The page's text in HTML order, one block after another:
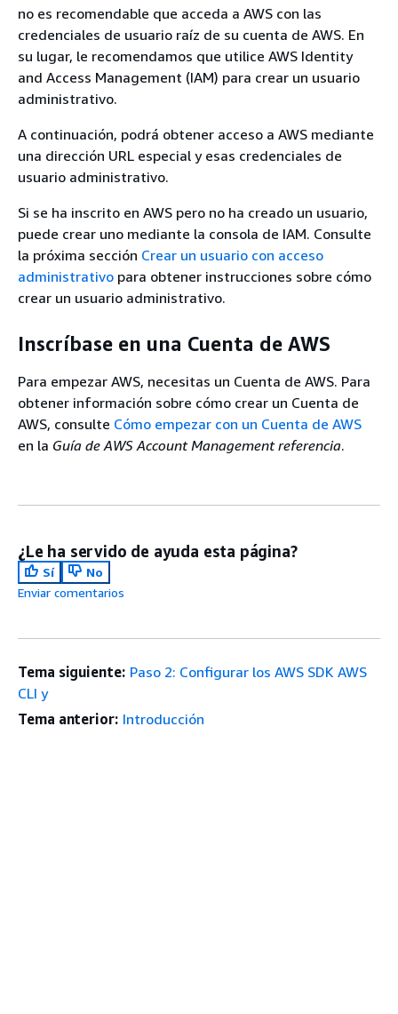
no es recomendable que acceda a AWS con las
credenciales de usuario raíz de su cuenta de AWS. En
su lugar, le recomendamos que utilice AWS Identity
and Access Management (IAM) para crear un usuario
administrativo.
A continuación, podrá obtener acceso a AWS mediante
una dirección URL especial y esas credenciales de
usuario administrativo.
Si se ha inscrito en AWS pero no ha creado un usuario,
puede crear uno mediante la consola de IAM. Consulte
la próxima sección Crear un usuario con acceso
administrativo para obtener instrucciones sobre cómo
crear un usuario administrativo.
Inscríbase en una Cuenta de AWS
Para empezar AWS, necesitas un Cuenta de AWS. Para
obtener información sobre cómo crear un Cuenta de
AWS, consulte Cómo empezar con un Cuenta de AWS
en la Guía de AWS Account Management referencia.
¿Le ha servido de ayuda esta página?
Sí
No
Enviar comentarios
Tema siguiente: Paso 2: Configurar los AWS SDK AWS
CLI y
Tema anterior: Introducción